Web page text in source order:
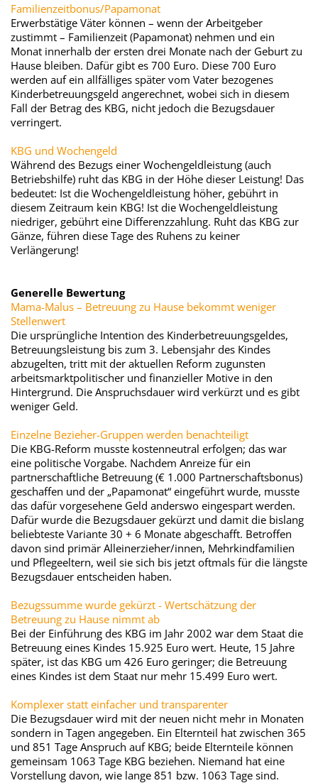
Familienzeitbonus/Papamonat
Erwerbstätige Väter können – wenn der Arbeitgeber
zustimmt – Familienzeit (Papamonat) nehmen und ein
Monat innerhalb der ersten drei Monate nach der Geburt zu
Hause bleiben. Dafür gibt es 700 Euro. Diese 700 Euro
werden auf ein allfälliges später vom Vater bezogenes
Kinderbetreuungsgeld angerechnet, wobei sich in diesem
Fall der Betrag des KBG, nicht jedoch die Bezugsdauer
verringert.
KBG und Wochengeld
Während des Bezugs einer Wochengeldleistung (auch
Betriebshilfe) ruht das KBG in der Höhe dieser Leistung! Das
bedeutet: Ist die Wochengeldleistung höher, gebührt in
diesem Zeitraum kein KBG! Ist die Wochengeldleistung
niedriger, gebührt eine Differenzzahlung. Ruht das KBG zur
Gänze, führen diese Tage des Ruhens zu keiner
Verlängerung!
Generelle Bewertung
Mama-Malus – Betreuung zu Hause bekommt weniger
Stellenwert
Die ursprüngliche Intention des Kinderbetreuungsgeldes,
Betreuungsleistung bis zum 3. Lebensjahr des Kindes
abzugelten, tritt mit der aktuellen Reform zugunsten
arbeitsmarktpolitischer und finanzieller Motive in den
Hintergrund. Die Anspruchsdauer wird verkürzt und es gibt
weniger Geld.
Einzelne Bezieher-Gruppen werden benachteiligt
Die KBG-Reform musste kostenneutral erfolgen; das war
eine politische Vorgabe. Nachdem Anreize für ein
partnerschaftliche Betreuung (€ 1.000 Partnerschaftsbonus)
geschaffen und der „Papamonat“ eingeführt wurde, musste
das dafür vorgesehene Geld anderswo eingespart werden.
Dafür wurde die Bezugsdauer gekürzt und damit die bislang
beliebteste Variante 30 + 6 Monate abgeschafft. Betroffen
davon sind primär Alleinerzieher/innen, Mehrkindfamilien
und Pflegeeltern, weil sie sich bis jetzt oftmals für die längste
Bezugsdauer entscheiden haben.
Bezugssumme wurde gekürzt - Wertschätzung der
Betreuung zu Hause nimmt ab
Bei der Einführung des KBG im Jahr 2002 war dem Staat die
Betreuung eines Kindes 15.925 Euro wert. Heute, 15 Jahre
später, ist das KBG um 426 Euro geringer; die Betreuung
eines Kindes ist dem Staat nur mehr 15.499 Euro wert.
Komplexer statt einfacher und transparenter
Die Bezugsdauer wird mit der neuen nicht mehr in Monaten
sondern in Tagen angegeben. Ein Elternteil hat zwischen 365
und 851 Tage Anspruch auf KBG; beide Elternteile können
gemeinsam 1063 Tage KBG beziehen. Niemand hat eine
Vorstellung davon, wie lange 851 bzw. 1063 Tage sind.